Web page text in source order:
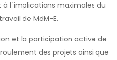
l´implications maximales du
de MdM-E.
et la participation active de
des projets ainsi que